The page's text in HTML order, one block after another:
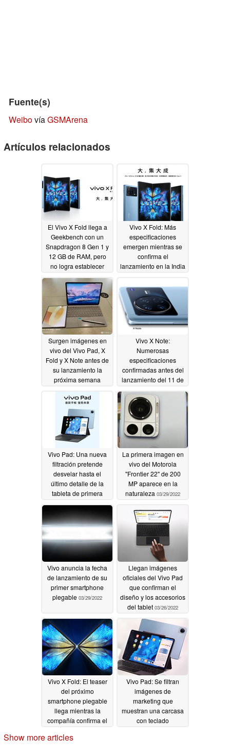
Fuente(s)
WeibovíaGSMArena
Artículos relacionados
El Vivo X Fold llega a
Geekbench con un
Snapdragon 8 Gen 1 y
12 GB de RAM, pero
no logra establecer
decentes04/08/2022
Vivo X Fold: Más
especificaciones
emergen mientras se
confirma el
lanzamiento en la India
Surgen imágenes en
vivo del Vivo Pad, X
Fold y X Note antes de
su lanzamiento la
próxima semana
Vivo X Note:
Numerosas
especificaciones
confirmadas antes del
lanzamiento del 11 de
característica prestada
de OnePlus
Vivo Pad: Una nueva
filtración pretende
desvelar hasta el
último detalle de la
tableta de primera
03/30/2022
La primera imagen en
vivo del Motorola
"Frontier 22" de 200
MP aparece en la
naturaleza 03/29/2022
Vivo anuncia la fecha
de lanzamiento de su
primer smartphone
plegable 03/29/2022
Llegan imágenes
oficiales del Vivo Pad
que confirman el
diseño y los accesorios
del tablet 03/26/2022
Vivo X Fold: El teaser
del próximo
smartphone plegable
llega mientras la
compañía confirma el
marzo
Vivo Pad: Se filtran
imágenes de
marketing que
muestran una carcasa
con teclado
Show more articles